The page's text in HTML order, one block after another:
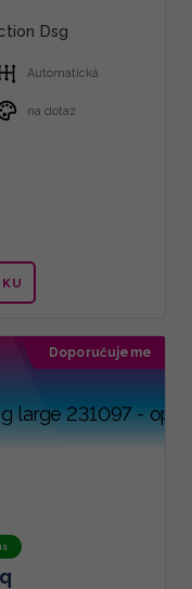
Dsg
Automatická
na dotaz
Doporučujeme